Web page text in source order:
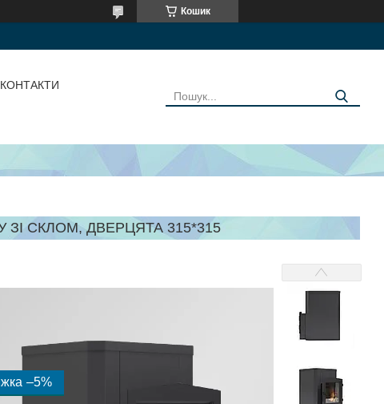
Кошик
КОНТАКТИ
СКЛОМ, ДВЕРЦЯТА 315*315
–5%